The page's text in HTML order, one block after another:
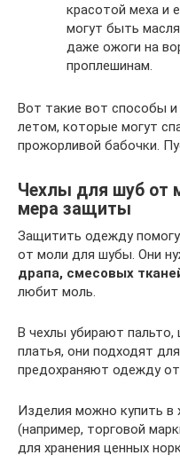
красотой меха и
могут быть
даже ожоги на
проплешинам.
Вот такие вот способы
летом, которые могут
прожорливой бабочки.
Чехлы для шуб от
мера защиты
Защитить одежду
от моли для шубы. Они
драпа, смесовых
любит моль.
В чехлы убирают
платья, они подходят
предохраняют одежду от
Изделия можно купить в
(например, торговой
для хранения ценных